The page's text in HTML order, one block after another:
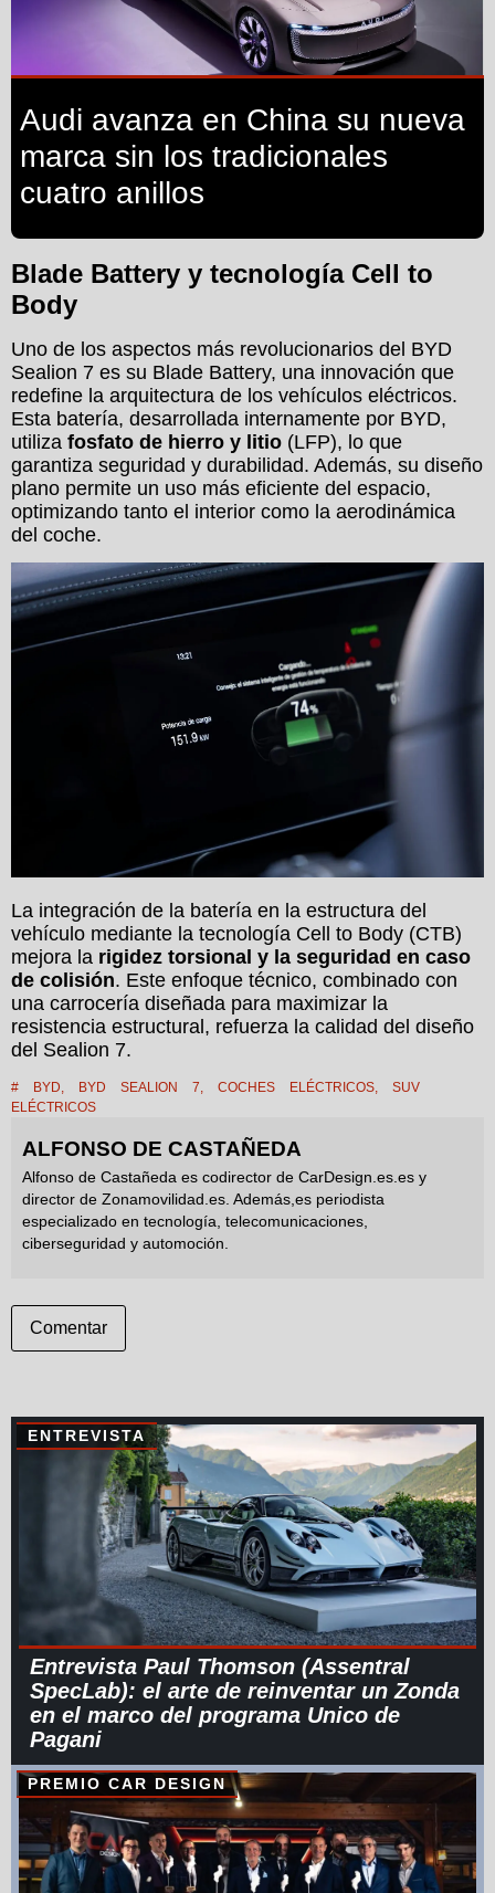
Audi avanza en China su nueva
marca sin los tradicionales
cuatro anillos
Blade Battery y tecnología Cell to
Body
Uno de los aspectos más revolucionarios del BYD
Sealion 7 es su Blade Battery, una innovación que
redefine la arquitectura de los vehículos eléctricos.
Esta batería, desarrollada internamente por BYD,
utiliza fosfato de hierro y litio (LFP), lo que
garantiza seguridad y durabilidad. Además, su diseño
plano permite un uso más eficiente del espacio,
optimizando tanto el interior como la aerodinámica
del coche.
La integración de la batería en la estructura del
vehículo mediante la tecnología Cell to Body (CTB)
mejora la rigidez torsional y la seguridad en caso
de colisión. Este enfoque técnico, combinado con
una carrocería diseñada para maximizar la
resistencia estructural, refuerza la calidad del diseño
del Sealion 7.
# BYD, BYD SEALION 7, COCHES ELÉCTRICOS, SUV
ELÉCTRICOS
ALFONSO DE CASTAÑEDA
Alfonso de Castañeda es codirector de CarDesign.es.es y
director de Zonamovilidad.es. Además,es periodista
especializado en tecnología, telecomunicaciones,
ciberseguridad y automoción.
Comentar
ENTREVISTA
Entrevista Paul Thomson (Assentral
SpecLab): el arte de reinventar un Zonda
en el marco del programa Unico de
Pagani
PREMIO CAR DESIGN